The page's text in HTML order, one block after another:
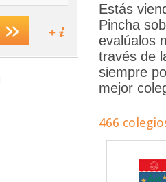
Estás
Pincha
evalúalos
través de
siempre
mejor
466